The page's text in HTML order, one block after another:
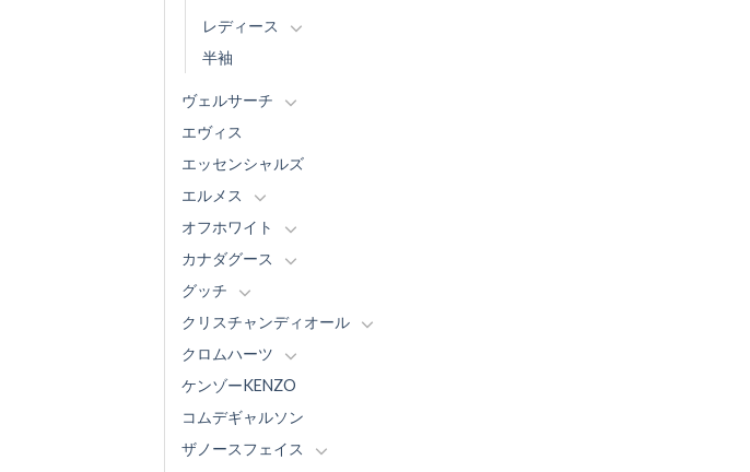
レディース
半袖
ヴェルサーチ
エヴィス
エッセンシャルズ
エルメス
オフホワイト
カナダグース
グッチ
クリスチャンディオール
クロムハーツ
ケンゾーKENZO
コムデギャルソン
ザノースフェイス